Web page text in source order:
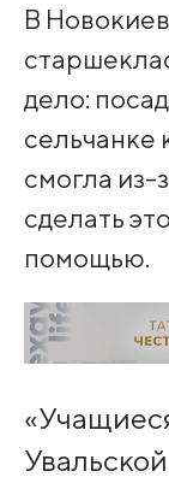
В
дело:
смогла из-
сделать
помощью.